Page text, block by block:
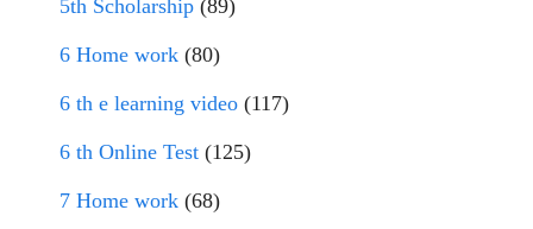
5th Scholarship (89)
6 Home work (80)
6 th e learning video (117)
6 th Online Test (125)
7 Home work (68)